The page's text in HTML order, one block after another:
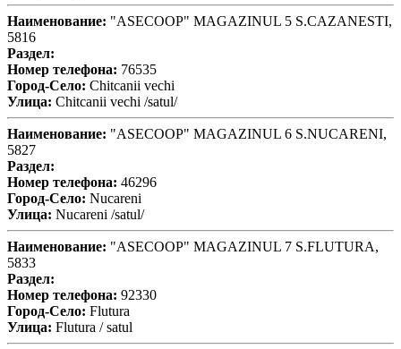
Наименование: "ASECOOP" MAGAZINUL 5 S.CAZANESTI,
5816
Раздел:
Номер телефона: 76535
Город-Село: Chitcanii vechi
Улица: Chitcanii vechi /satul/
Наименование: "ASECOOP" MAGAZINUL 6 S.NUCARENI,
5827
Раздел:
Номер телефона: 46296
Город-Село: Nucareni
Улица: Nucareni /satul/
Наименование: "ASECOOP" MAGAZINUL 7 S.FLUTURA,
5833
Раздел:
Номер телефона: 92330
Город-Село: Flutura
Улица: Flutura / satul